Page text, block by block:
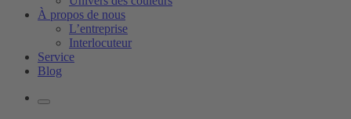
À propos de nous
L’entreprise
Interlocuteur
Service
Blog